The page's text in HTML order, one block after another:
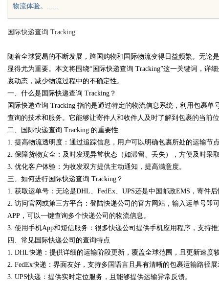
uz
!
物流体验。......
国际快递查询 Tracking
随着全球贸易的不断发展，跨国购物和国际物流变得日益频繁。无论
显得尤为重要。本文将围绕“国际快递查询 Tracking”这一关键词，详
裹动态，减少物流过程中的不确定性。
一、什么是国际快递查询 Tracking？
国际快递查询 Tracking 指的是通过特定的物流信息系统，利用包裹
查询的技术和服务。它能够让寄件人和收件人及时了解到包裹的当前
二、国际快递查询 Tracking 的重要性
1. 提高物流透明度：通过追踪信息，用户可以明确包裹所处的运输节
2. 保障货物安全：及时发现异常状态（如滞留、丢失），方便及时采
3. 优化客户体验：为收发双方提供主动通知，提高满意度。
三、如何进行国际快递查询 Tracking？
1. 获取运单号：无论是DHL、FedEx、UPS还是中国邮政EMS，寄件
2. 访问官网或第三方平台：登陆快递公司的官方网站，输入运单号
APP，可以一键查询多个快递公司的物流信息。
3. 使用手机App和短信服务：很多快递公司提供手机应用程序，支持
四、常见国际快递公司的查询特点
1. DHL快递：提供详细的运输阶段更新，覆盖全球范围，且更新速度
2. FedEx快递：界面友好，支持多国语言且具有清晰的包裹运输路径展
3. UPS快递：提供实时定位服务，且能够提供运输异常反馈。
影视娱乐新时代的先
花钱，ai却天天给他免费派单？